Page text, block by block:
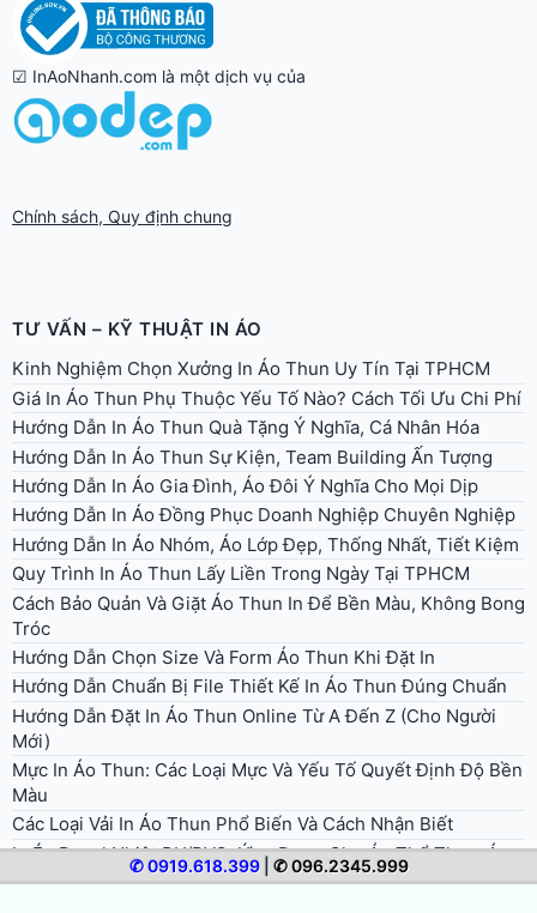
✆ 0919.618.399| ✆ 096.2345.999
☑ InAoNhanh.com là một dịch vụ của
Chính sách, Quy định chung
TƯ VẤN – KỸ THUẬT IN ÁO
Kinh Nghiệm Chọn Xưởng In Áo Thun Uy Tín Tại TPHCM
Giá In Áo Thun Phụ Thuộc Yếu Tố Nào? Cách Tối Ưu Chi Phí
Hướng Dẫn In Áo Thun Quà Tặng Ý Nghĩa, Cá Nhân Hóa
Hướng Dẫn In Áo Thun Sự Kiện, Team Building Ấn Tượng
Hướng Dẫn In Áo Gia Đình, Áo Đôi Ý Nghĩa Cho Mọi Dịp
Hướng Dẫn In Áo Đồng Phục Doanh Nghiệp Chuyên Nghiệp
Hướng Dẫn In Áo Nhóm, Áo Lớp Đẹp, Thống Nhất, Tiết Kiệm
Quy Trình In Áo Thun Lấy Liền Trong Ngày Tại TPHCM
Cách Bảo Quản Và Giặt Áo Thun In Để Bền Màu, Không Bong
Tróc
Hướng Dẫn Chọn Size Và Form Áo Thun Khi Đặt In
Hướng Dẫn Chuẩn Bị File Thiết Kế In Áo Thun Đúng Chuẩn
Hướng Dẫn Đặt In Áo Thun Online Từ A Đến Z (Cho Người
Mới)
Mực In Áo Thun: Các Loại Mực Và Yếu Tố Quyết Định Độ Bền
Màu
Các Loại Vải In Áo Thun Phổ Biến Và Cách Nhận Biết
In Ép Decal Nhiệt PU/PVC: Ứng Dụng Cho Áo Thể Thao, Áo
Đá Bóng